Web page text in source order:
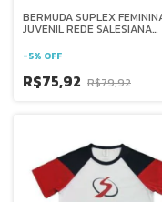
BERMUDA SUPLEX
JUVENIL REDE SALESIANA
-5% OFF
R$75,92 R$79,92